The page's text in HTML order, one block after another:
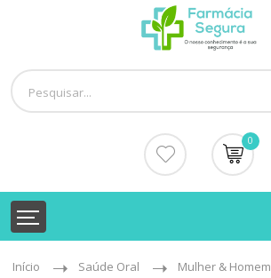
0
Início Saúde Oral Mulher & Homem